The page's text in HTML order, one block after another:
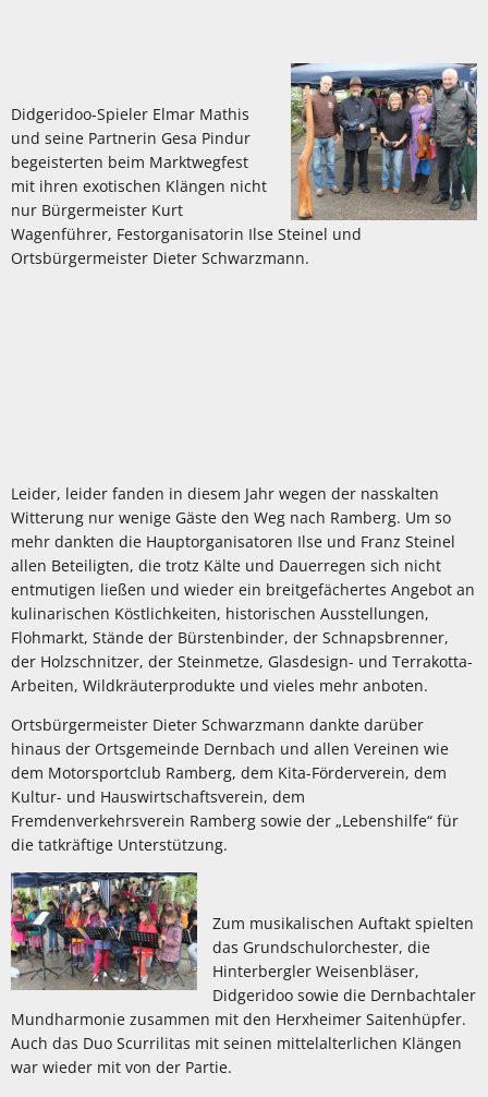
Didgeridoo-Spieler Elmar Mathis
und seine Partnerin Gesa Pindur
begeisterten beim Marktwegfest
mit ihren exotischen Klängen nicht
nur Bürgermeister Kurt
Wagenführer, Festorganisatorin Ilse Steinel und
Ortsbürgermeister Dieter Schwarzmann.
Leider, leider fanden in diesem Jahr wegen der nasskalten
Witterung nur wenige Gäste den Weg nach Ramberg. Um so
mehr dankten die Hauptorganisatoren Ilse und Franz Steinel
allen Beteiligten, die trotz Kälte und Dauerregen sich nicht
entmutigen ließen und wieder ein breitgefächertes Angebot an
kulinarischen Köstlichkeiten, historischen Ausstellungen,
Flohmarkt, Stände der Bürstenbinder, der Schnapsbrenner,
der Holzschnitzer, der Steinmetze, Glasdesign- und Terrakotta-
Arbeiten, Wildkräuterprodukte und vieles mehr anboten.
Ortsbürgermeister Dieter Schwarzmann dankte darüber
hinaus der Ortsgemeinde Dernbach und allen Vereinen wie
dem Motorsportclub Ramberg, dem Kita-Förderverein, dem
Kultur- und Hauswirtschaftsverein, dem
Fremdenverkehrsverein Ramberg sowie der „Lebenshilfe“ für
die tatkräftige Unterstützung.
Zum musikalischen Auftakt spielten
das Grundschulorchester, die
Hinterbergler Weisenbläser,
Didgeridoo sowie die Dernbachtaler
Mundharmonie zusammen mit den Herxheimer Saitenhüpfer.
Auch das Duo Scurrilitas mit seinen mittelalterlichen Klängen
war wieder mit von der Partie.